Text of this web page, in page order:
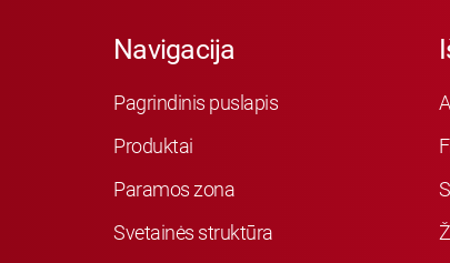
Navigacija
Pagrindinis puslapis
Produktai
Paramos zona
Svetainės struktūra